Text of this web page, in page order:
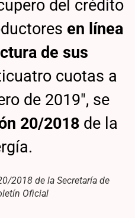
del crédito
en línea
de sus
cuotas a
de 2019″, se
20/2018 de la
2018 de la Secretaría de
Oficial